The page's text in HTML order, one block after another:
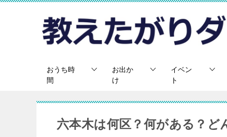
おうち時
間
お出か
け
イベン
ト
六本木は何区？何がある？ど